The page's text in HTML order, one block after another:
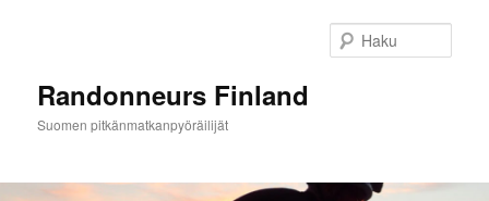
Randonneurs Finland
Suomen pitkänmatkanpyöräilijät